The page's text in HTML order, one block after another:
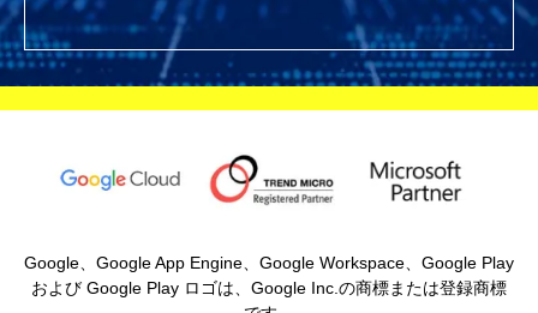
Google、Google App Engine、Google Workspace、Google Play
および Google Play ロゴは、Google Inc.の商標または登録商標